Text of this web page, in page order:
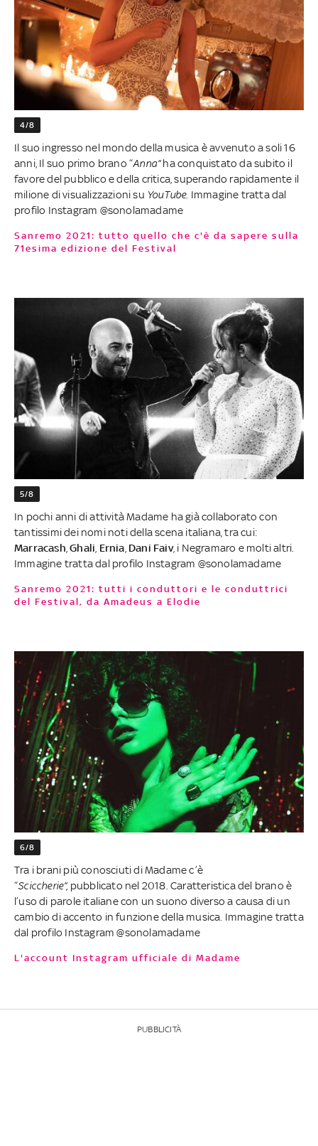
4/8
Il suo ingresso nel mondo della musica è avvenuto a soli 16
anni, Il suo primo brano “Anna”ha conquistato da subito il
favore del pubblico e della critica, superando rapidamente il
milione di visualizzazioni su YouTube. Immagine tratta dal
profilo Instagram @sonolamadame
Sanremo 2021: tutto quello che c'è da sapere sulla
71esima edizione del Festival
5/8
In pochi anni di attività Madame ha già collaborato con
tantissimi dei nomi noti della scena italiana, tra cui:
Marracash ,Ghali Ernia Dani Faiv, i Negramaro e molti altri.
Immagine tratta dal profilo Instagram @sonolamadame
Sanremo 2021: tutti i conduttori e le conduttrici
del Festival, da Amadeus a Elodie
6/8
Tra i brani più conosciuti di Madame c’è
“Sciccherie”, pubblicato nel 2018. Caratteristica del brano è
l’uso di parole italiane con un suono diverso a causa di un
cambio di accento in funzione della musica. Immagine tratta
dal profilo Instagram @sonolamadame
L'account Instagram ufficiale di Madame
PUBBLICITÀ